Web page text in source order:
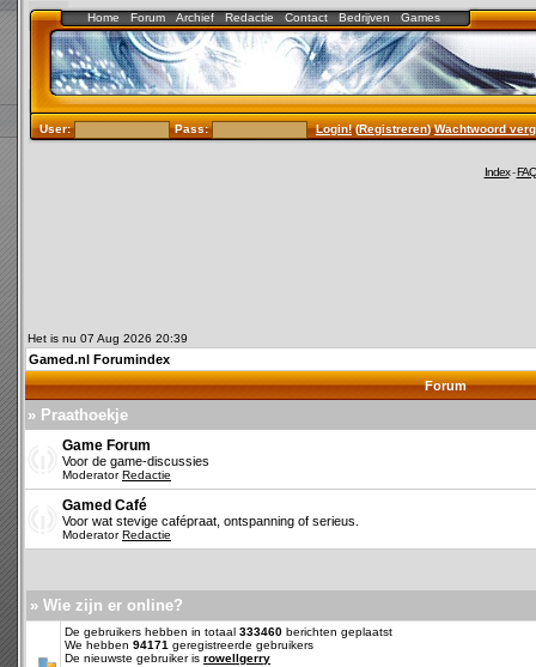
Home Forum Archief Redactie Contact Bedrijven Games
User: Pass: Login!(Registreren)Wachtwoord
Index-FAQ
Het is nu 07 Aug 2026 20:39
Gamed.nl Forumindex
Forum
» Praathoekje
Game Forum
Voor de game-discussies
ModeratorRedactie
Gamed Café
Voor wat stevige cafépraat, ontspanning of serieus.
ModeratorRedactie
» Wie zijn er online?
De gebruikers hebben in totaal 333460 berichten geplaatst
We hebben 94171 geregistreerde gebruikers
De nieuwste gebruiker is rowellgerry